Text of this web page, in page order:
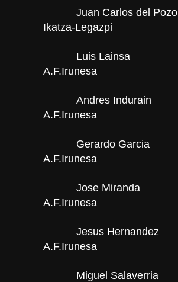
Juan Carlos del Pozo
Ikatza-Legazpi
Luis Lainsa
A.F.Irunesa
Andres Indurain
A.F.Irunesa
Gerardo Garcia
A.F.Irunesa
Jose Miranda
A.F.Irunesa
Jesus Hernandez
A.F.Irunesa
Miguel Salaverria